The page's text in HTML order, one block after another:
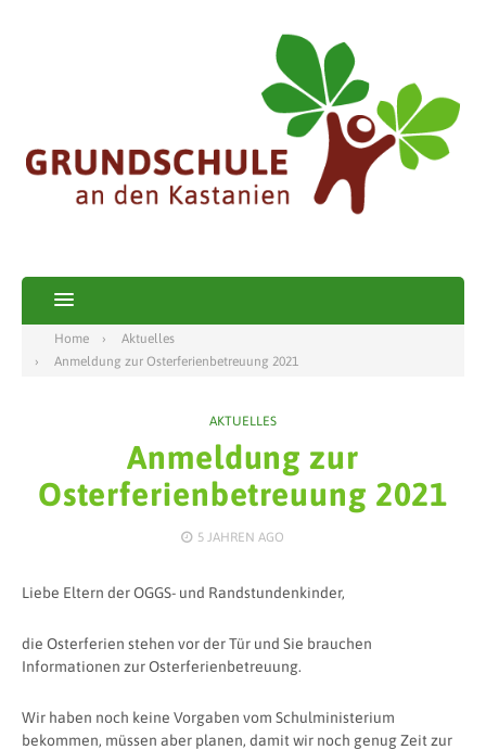
Home
Aktuelles
Anmeldung zur Osterferienbetreuung 2021
AKTUELLES
Anmeldung zur
Osterferienbetreuung 2021
5 JAHREN AGO
Liebe Eltern der OGGS- und Randstundenkinder,
die Osterferien stehen vor der Tür und Sie brauchen
Informationen zur Osterferienbetreuung.
Wir haben noch keine Vorgaben vom Schulministerium
bekommen, müssen aber planen, damit wir noch genug Zeit zur